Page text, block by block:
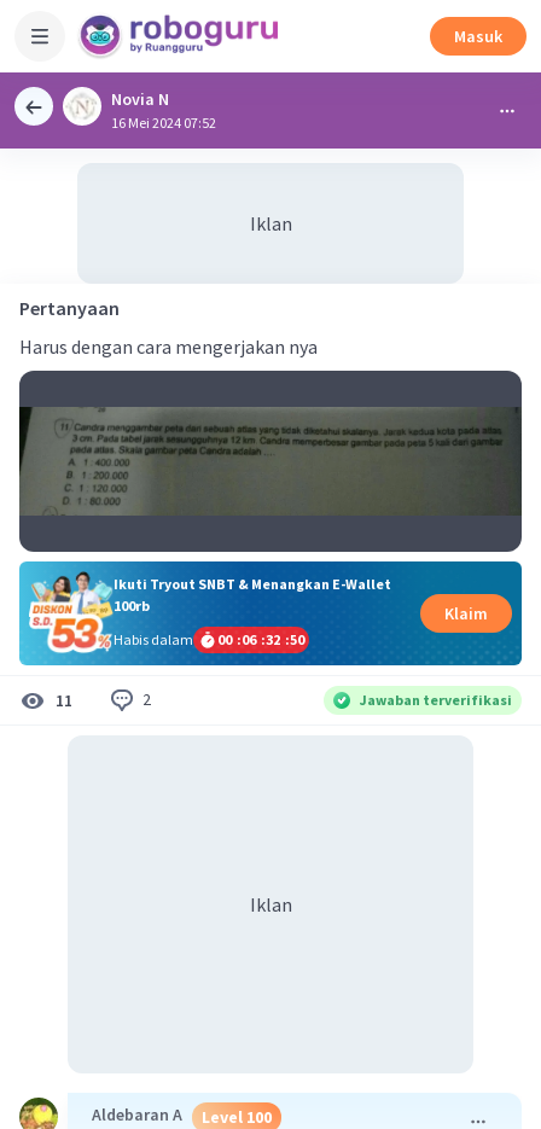
Masuk
Novia N
16 Mei 2024 07:52
Iklan
Pertanyaan
Harus dengan cara mengerjakan nya
Ikuti Tryout SNBT & Menangkan E-Wallet
100rb
Habis dalam
00 :06 :32 :49
Klaim
11 2 Jawaban terverifikasi
Iklan
Aldebaran A Level 100